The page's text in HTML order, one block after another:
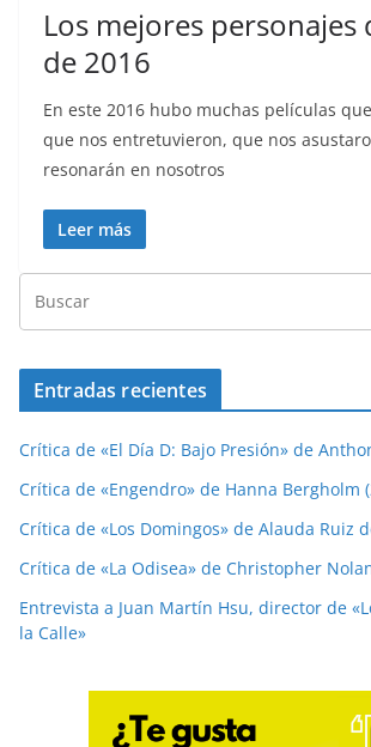
Los mejores personajes
de 2016
En este 2016 hubo muchas películas
que nos entretuvieron, que nos
resonarán en nosotros
Leer más
Entradas recientes
Crítica de «El Día D: Bajo Presión» de
Crítica de «Engendro» de Hanna Bergholm
Crítica de «Los Domingos» de Alauda Ruiz
Crítica de «La Odisea» de Christopher
Entrevista a Juan Martín Hsu, director de
la Calle»